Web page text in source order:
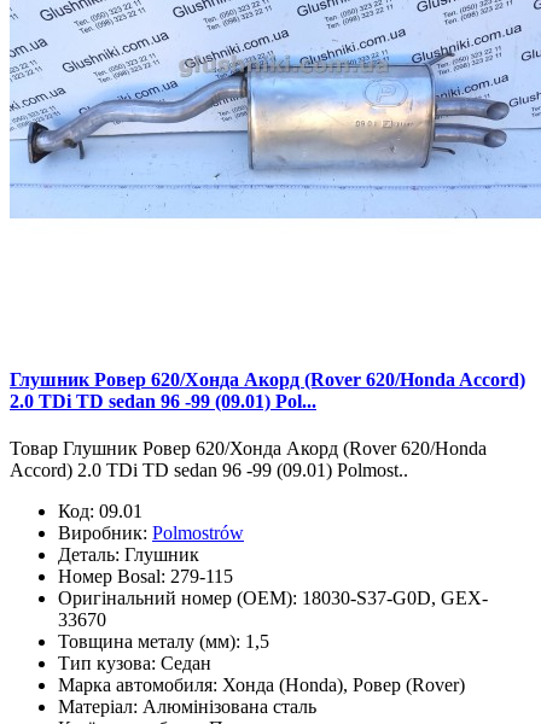
Глушник Ровер 620/Хонда Акорд (Rover 620/Honda Accord)
2.0 TDi TD sedan 96 -99 (09.01) Pol...
Товар Глушник Ровер 620/Хонда Акорд (Rover 620/Honda
Accord) 2.0 TDi TD sedan 96 -99 (09.01) Polmost..
Код: 09.01
Виробник: Polmostrów
Деталь: Глушник
Номер Bosal: 279-115
Оригінальний номер (OEM): 18030-S37-G0D, GEX-
33670
Товщина металу (мм): 1,5
Тип кузова: Седан
Марка автомобиля: Хонда (Honda), Ровер (Rover)
Матеріал: Алюмінізована сталь